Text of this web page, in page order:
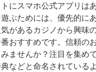
にスマホ公式アプリは
ぶためには、優先的に
があるカジノから興味
おすすめです。信頼の
ませんか？注目を集め
などと命名されている